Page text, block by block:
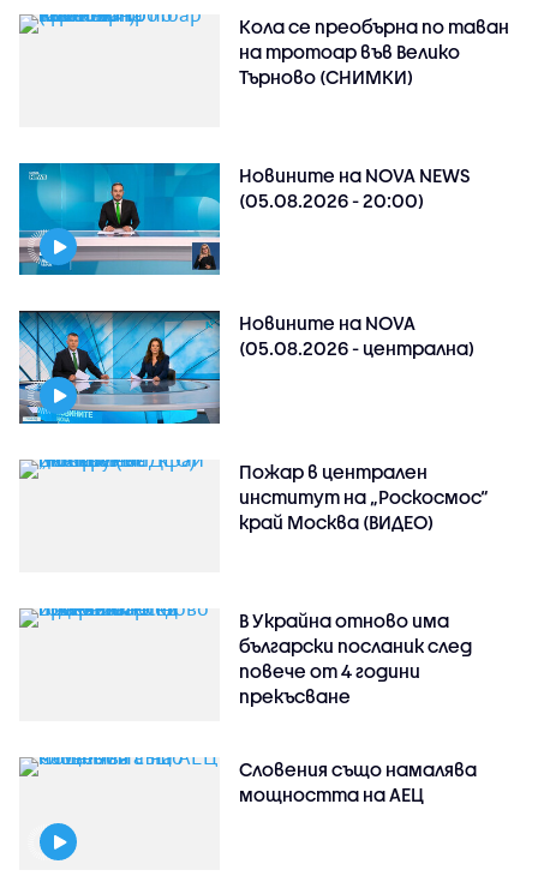
Кола се преобърна по таван
на тротоар във Велико
Търново (СНИМКИ)
Новините на NOVA NEWS
(05.08.2026 - 20:00)
Новините на NOVA
(05.08.2026 - централна)
Пожар в централен
институт на „Роскосмос“
край Москва (ВИДЕО)
В Украйна отново има
български посланик след
повече от 4 години
прекъсване
Словения също намалява
мощността на АЕЦ